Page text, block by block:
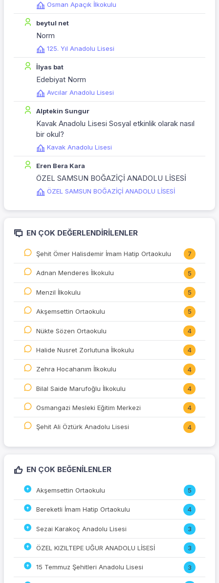
Osman Apaçık İlkokulu
beytul net
Norm
125. Yıl Anadolu Lisesi
İlyas bat
Edebiyat Norm
Avcılar Anadolu Lisesi
Alptekin Sungur
Kavak Anadolu Lisesi Sosyal etkinlik olarak nasıl
bir okul?
Kavak Anadolu Lisesi
Eren Bera Kara
ÖZEL SAMSUN BOĞAZİÇİ ANADOLU LİSESİ
ÖZEL SAMSUN BOĞAZİÇİ ANADOLU LİSESİ
EN ÇOK DEĞERLENDIRILENLER
Şehit Ömer Halisdemir İmam Hatip Ortaokulu 7
Adnan Menderes İlkokulu 5
Menzil İlkokulu 5
Akşemsettin Ortaokulu 5
Nükte Sözen Ortaokulu 4
Halide Nusret Zorlutuna İlkokulu 4
Zehra Hocahanım İlkokulu 4
Bilal Saide Marufoğlu İlkokulu 4
Osmangazi Mesleki Eğitim Merkezi 4
Şehit Ali Öztürk Anadolu Lisesi 4
EN ÇOK BEĞENILENLER
Akşemsettin Ortaokulu 5
Bereketli İmam Hatip Ortaokulu 4
Sezai Karakoç Anadolu Lisesi 3
ÖZEL KIZILTEPE UĞUR ANADOLU LİSESİ 3
15 Temmuz Şehitleri Anadolu Lisesi 3